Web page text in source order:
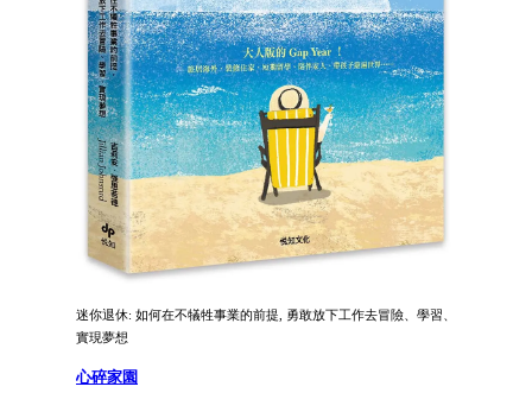
迷你退休: 如何在不犠牲事業的前提, 勇敢放下工作去冒險、學習、
實現夢想
心碎家園